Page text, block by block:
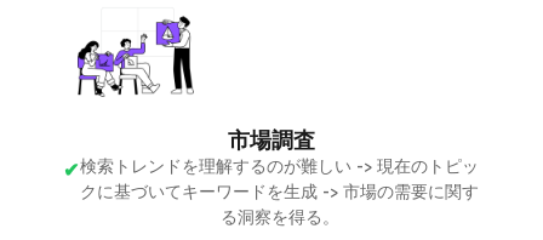
市場調査
検索トレンドを理解するのが難しい -> 現在のトピッ
クに基づいてキーワードを生成 -> 市場の需要に関す
る洞察を得る。